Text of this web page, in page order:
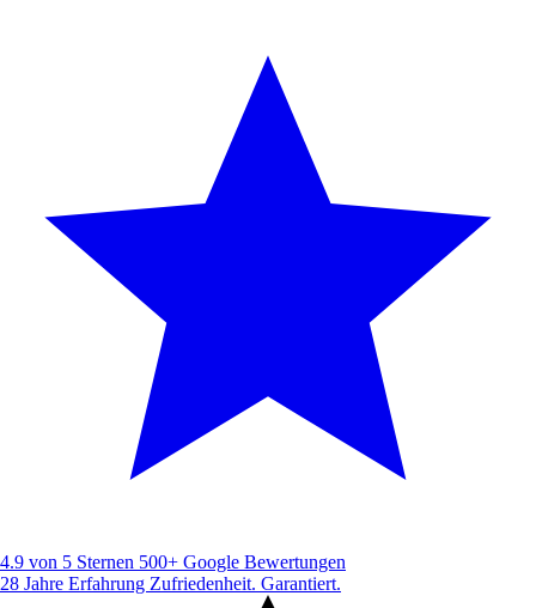
4.9 von 5 Sternen 500+ Google Bewertungen
28 Jahre Erfahrung Zufriedenheit. Garantiert.